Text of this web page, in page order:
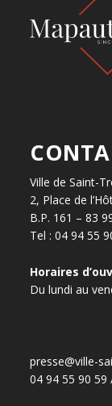
Ville de Saint-
2, Place de
B.P. 161 – 83
Tel : 04 94 55
Horaires
Du lundi au
presse@ville-
04 94 55 90 59